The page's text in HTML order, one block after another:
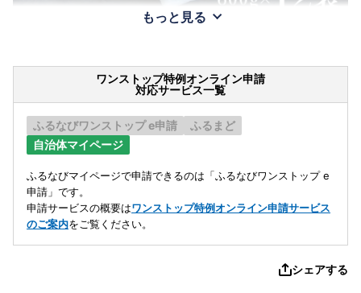
もっと見る
ワンストップ特例オンライン申請
対応サービス一覧
ふるなびワンストップ e申請
ふるまど
自治体マイページ
ふるなびマイページで申請できるのは「ふるなびワンストップ e
申請」です。
申請サービスの概要はワンストップ特例オンライン申請サービス
のご案内をご覧ください。
シェアする